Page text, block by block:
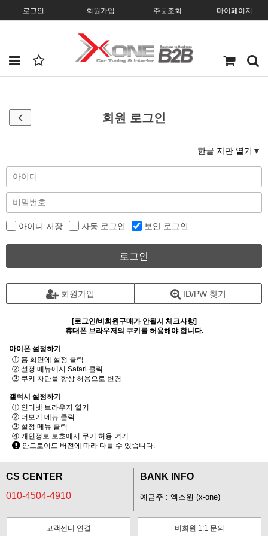
로그인 회원가입 주문조회 마이페이지
회원 로그인
한글 자판 열기
아이디 저장 자동 로그인 보안 로그인
로그인
회원가입 ID/PW 찾기
[로그인/비회원구매가 안될시 체크사항]
휴대폰 브라우저의 쿠키를 허용해야 합니다.
아이폰 설정하기
① 홈 화면에 설정 클릭
② 설정 메뉴에서 Safari 클릭
③ 쿠키 차단을 항상 허용으로 변경
갤럭시 설정하기
① 인터넷 브라우저 열기
② 더보기 메뉴 클릭
③ 설정 메뉴 클릭
④ 개인정보 보호에서 쿠키 허용 켜기
안드로이드 버전에 따라 다를 수 있습니다.
CS CENTER
010-4504-4910
BANK INFO
예금주 : 엑스원 (x-one)
고객센터 연결 비회원 1:1 문의